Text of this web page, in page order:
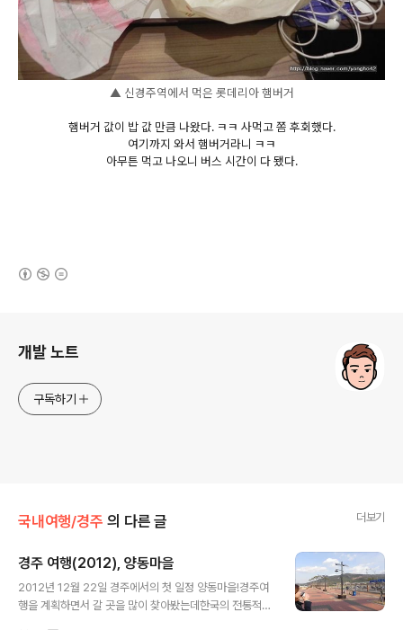
▲ 신경주역에서 먹은 롯데리아 햄버거
햄버거 값이 밥 값 만큼 나왔다. ㅋㅋ 사먹고 쫌 후회했다.
여기까지 와서 햄버거라니 ㅋㅋ
아무튼 먹고 나오니 버스 시간이 다 됐다.
개발 노트
구독하기
국내여행/경주 의 다른 글 더보기
경주 여행(2012), 양동마을
2012년 12월 22일 경주에서의 첫 일정 양동마을!경주여
행을 계획하면서 갈 곳을 많이 찾아봤는데한국의 전통적인